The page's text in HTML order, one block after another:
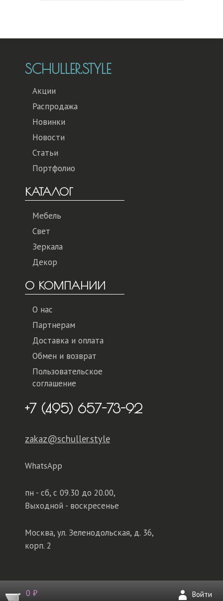
0 ₽ Войти
SCHULLER.STYLE
Акции
Распродажа
Новинки
Новости
Статьи
Портфолио
КАТАЛОГ
Мебель
Свет
Зеркала
Декор
О КОМПАНИИ
О нас
Партнерам
Доставка и оплата
Обмен и возврат
Пользовательское
соглашение
+7 (495) 657-73-92
zakaz@schuller.style
WhatsApp
пн - сб, с 09.30 до 20.00,
Выходной - воскресенье
Москва, ул. Зеленодольская, д. 36,
корп. 2